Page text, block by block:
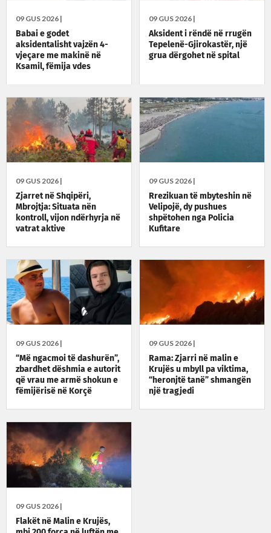
09 GUS 2026 |
Babai e godet
aksidentalisht vajzën 4-
vjeçare me makinë në
Ksamil, fëmija vdes
09 GUS 2026 |
Aksident i rëndë në rrugën
Tepelenë-Gjirokastër, një
grua dërgohet në spital
09 GUS 2026 |
Zjarret në Shqipëri,
Mbrojtja: Situata nën
kontroll, vijon ndërhyrja në
vatrat aktive
09 GUS 2026 |
Rrezikuan të mbyteshin në
Velipojë, dy pushues
shpëtohen nga Policia
Kufitare
09 GUS 2026 |
“Më ngacmoi të dashurën”,
zbardhet dëshmia e autorit
që vrau me armë shokun e
fëmijërisë në Korçë
09 GUS 2026 |
Rama: Zjarri në malin e
Krujës u mbyll pa viktima,
“heronjtë tanë” shmangën
një tragjedi
09 GUS 2026 |
Flakët në Malin e Krujës,